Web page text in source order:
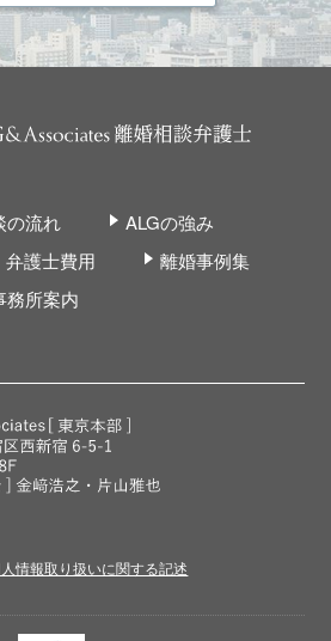
の流れ
ALGの強み
弁護士費用
離婚事例集
務所案内
情報取り扱いに関する記述